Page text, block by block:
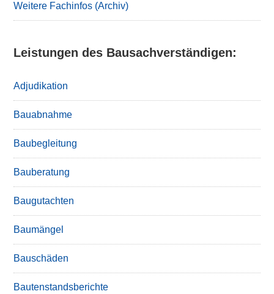
Weitere Fachinfos (Archiv)
Leistungen des Bausachverständigen:
Adjudikation
Bauabnahme
Baubegleitung
Bauberatung
Baugutachten
Baumängel
Bauschäden
Bautenstandsberichte